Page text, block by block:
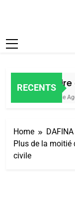
RECENTS
Histoire
1 Semaine Ago
Home
DAFINA
Plus de la moitié
civile